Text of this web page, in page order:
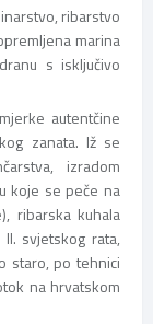
ribarstvo
marina
s isključivo
autentčine
zanata. Iž se
izradom
koje se peče na
ribarska kuhala
svjetskog rata,
staro, po tehnici
na hrvatskom